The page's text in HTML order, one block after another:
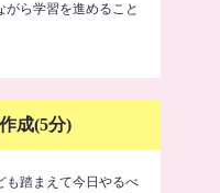
がら学習を進めること
成(5分)
も踏まえて今日やるべ